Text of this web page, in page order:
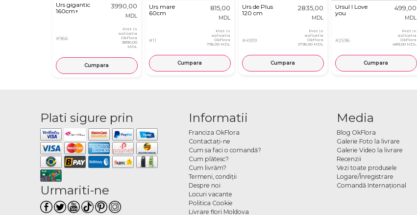
Urs gigantic
160cm↑
#966
3990,00
MDL
Pret in
aplicatia
OkFlora
3890,00
MDL
Cumpara
Urs mare
60cm
#11
815,00
MDL
Pret in
aplicatia
OkFlora
795,00 MDL
Cumpara
Urs de Plus
120 cm
#4939
2835,00
MDL
Pret in
aplicatia
OkFlora
2795,00 MDL
Cumpara
Ursul I Love
you
#2596
499,00
MDL
Pret in
aplicatia
OkFlora
489,00 MDL
Cumpara
Plati sigure prin
Urmariti-ne
Informatii
Franciza OkFlora
Contactaţi-ne
Cum sa faci o comandă?
Cum plătesc?
Cum livrăm?
Termeni, condiţii
Despre noi
Locuri vacante
Politica Cookie
Livrare flori Moldova
Media
Blog OkFlora
Galerie Foto la livrare
Galerie Video la livrare
Recenzii
Vezi toate produsele
Logare/Înregistrare
Comandă Internațional